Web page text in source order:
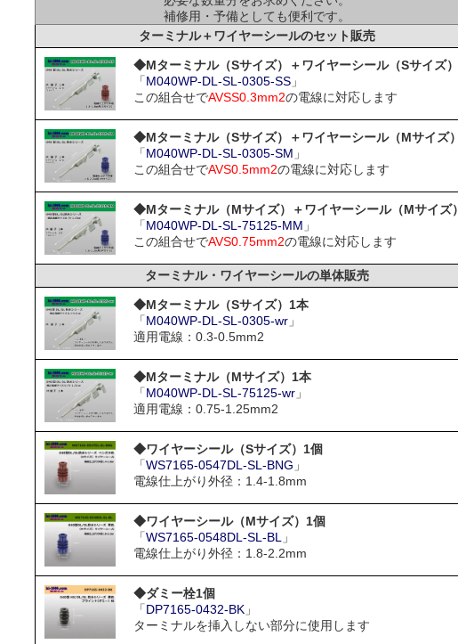
補修用・予備としても便利です。
ターミナル＋ワイヤーシールのセット販売
◆Mターミナル（Sサイズ）＋ワイヤーシール（Sサイズ）
「M040WP-DL-SL-0305-SS 」
この組合せでAVSS0.3mm2の電線に対応します
◆Mターミナル（Sサイズ）＋ワイヤーシール（Mサイズ）
「M040WP-DL-SL-0305-SM 」
この組合せでAVS0.5mm2の電線に対応します
◆Mターミナル（Mサイズ）＋ワイヤーシール（Mサイズ）
「M040WP-DL-SL-75125-MM 」
この組合せでAVS0.75mm2の電線に対応します
ターミナル・ワイヤーシールの単体販売
◆Mターミナル（Sサイズ）1本
「M040WP-DL-SL-0305-wr 」
適用電線：0.3-0.5mm2
◆Mターミナル（Mサイズ）1本
「M040WP-DL-SL-75125-wr 」
適用電線：0.75-1.25mm2
◆ワイヤーシール（Sサイズ）1個
「WS7165-0547DL-SL-BNG 」
電線仕上がり外径：1.4-1.8mm
◆ワイヤーシール（Mサイズ）1個
「WS7165-0548DL-SL-BL
」
電線仕上がり外径：1.8-2.2mm
◆ダミー栓1個
「DP7165-0432-BK 」
ターミナルを挿入しない部分に使用します